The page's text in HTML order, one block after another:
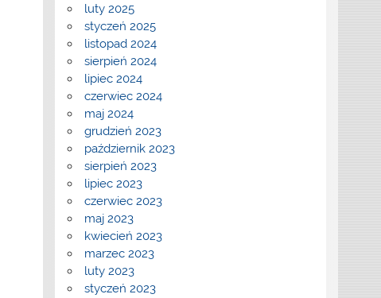
luty 2025
styczeń 2025
listopad 2024
sierpień 2024
lipiec 2024
czerwiec 2024
maj 2024
grudzień 2023
październik 2023
sierpień 2023
lipiec 2023
czerwiec 2023
maj 2023
kwiecień 2023
marzec 2023
luty 2023
styczeń 2023